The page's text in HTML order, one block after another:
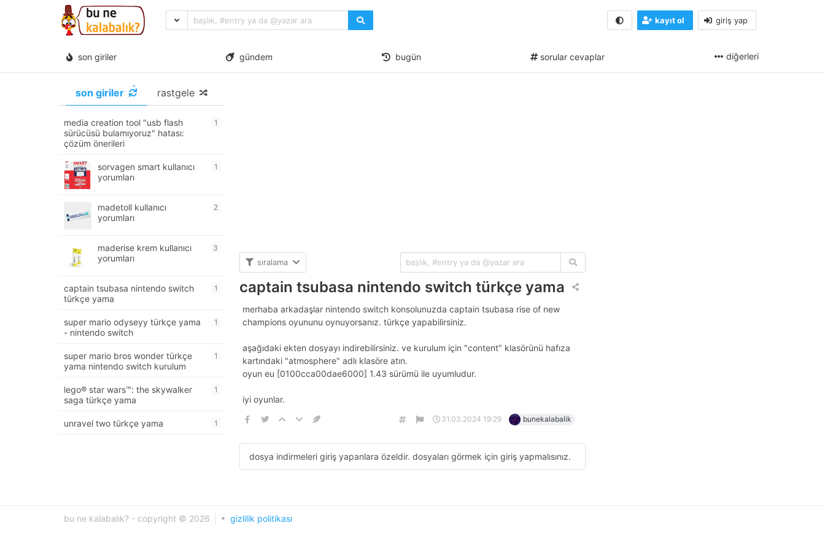
kayıt ol giriş yap
son giriler gündem bugün sorular cevaplar diğerleri
son giriler rastgele
media creation tool "usb flash
sürücüsü bulamıyoruz" hatası:
çözüm önerileri
1
sorvagen smart kullanıcı
yorumları
1
madetoll kullanıcı
yorumları
2
maderise krem kullanıcı
yorumları
3
captain tsubasa nintendo switch
türkçe yama
1
super mario odyseyy türkçe yama
- nintendo switch
1
super mario bros wonder türkçe
yama nintendo switch kurulum
1
lego® star wars™: the skywalker
saga türkçe yama
1
unravel two türkçe yama 1
sıralama
captain tsubasa nintendo switch türkçe yama
merhaba arkadaşlar nintendo switch konsolunuzda captain tsubasa rise of new
champions oyununu oynuyorsanız. türkçe yapabilirsiniz.
aşağıdaki ekten dosyayı indirebilirsiniz. ve kurulum için "content" klasörünü hafıza
kartındaki "atmosphere" adlı klasöre atın.
oyun eu [0100cca00dae6000] 1.43 sürümü ile uyumludur.
iyi oyunlar.
31.03.2024 19:29 bunekalabalik
dosya indirmeleri giriş yapanlara özeldir. dosyaları görmek için giriş yapmalısınız.
bu ne kalabalık? - copyright © 2026 gizlilik politikası